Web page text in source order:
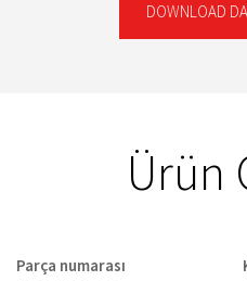
DOWNLOAD
Ürün
Parça numarası